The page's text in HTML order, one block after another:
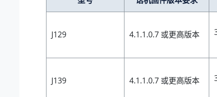
J129 4.1.1.0.7 或更高版本
J139 4.1.1.0.7 或更高版本